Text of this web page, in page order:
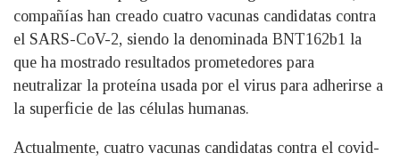
compañías han creado cuatro vacunas candidatas contra
el SARS-CoV-2, siendo la denominada BNT162b1 la
que ha mostrado resultados prometedores para
neutralizar la proteína usada por el virus para adherirse a
la superficie de las células humanas.
Actualmente, cuatro vacunas candidatas contra el covid-